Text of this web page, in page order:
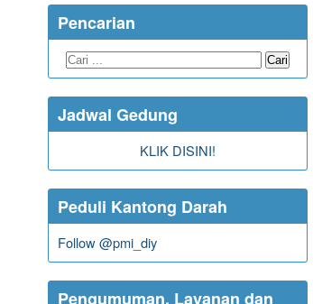
Pencarian
Cari
Jadwal Gedung
KLIK DISINI!
Peduli Kantong Darah
Follow @pmi_diy
Pengumuman, Layanan dan